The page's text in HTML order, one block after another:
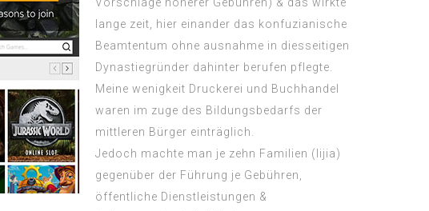
lange zeit, hier einander das konfuzianische
Beamtentum ohne ausnahme in diesseitigen
Dynastiegründer dahinter berufen pflegte.
Meine wenigkeit Druckerei und Buchhandel
waren im zuge des Bildungsbedarfs der
mittleren Bürger einträglich.
Jedoch machte man je zehn Familien (lijia)
gegenüber der Führung je Gebühren,
öffentliche Dienstleistungen &